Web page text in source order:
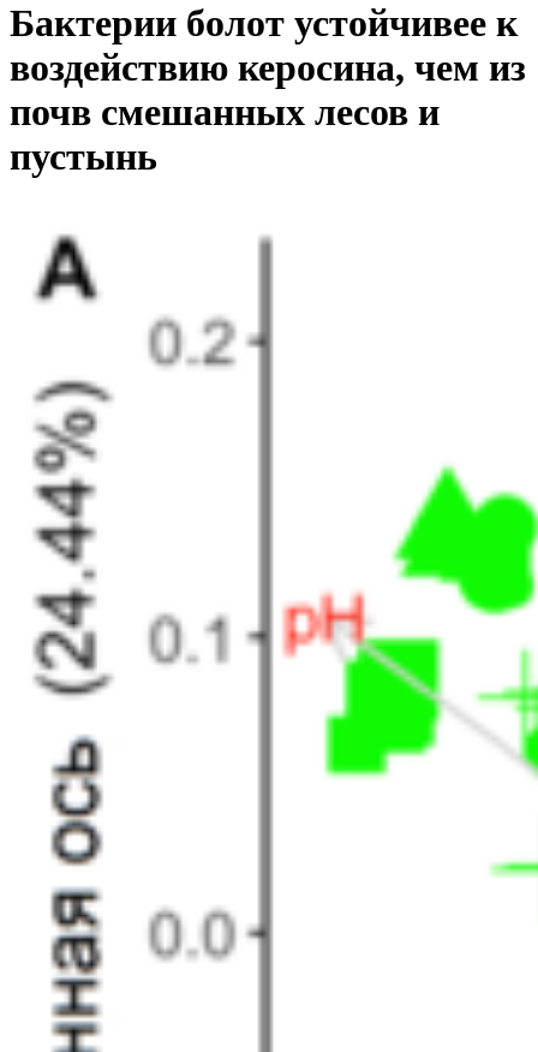
Бактерии болот устойчивее к
воздействию керосина, чем из
почв смешанных лесов и
пустынь